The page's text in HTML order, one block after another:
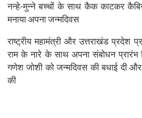
नन्हे-मुन्ने बच्चों के साथ कैक काटकर
मनाया अपना जन्मदिवस
राष्ट्रीय महामंत्री और उत्तराखंड प्रदेश
राम के नारे के साथ अपना संबोधन प्रारंभ
गणेश जोशी को जन्मदिवस की बधाई दी और
की